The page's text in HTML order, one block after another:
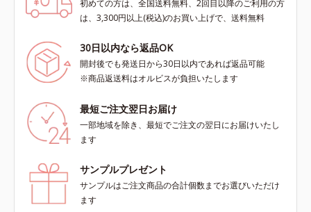
初めての方は、全国送料無料、2回目以降のご利用の方
は、3,300円以上(税込)のお買い上げで、送料無料
30日以内なら返品OK
開封後でも発送日から30日以内であれば返品可能
※商品返送料はオルビスが負担いたします
最短ご注文翌日お届け
一部地域を除き、最短でご注文の翌日にお届けいたし
ます
サンプルプレゼント
サンプルはご注文商品の合計個数までお選びいただけ
ます